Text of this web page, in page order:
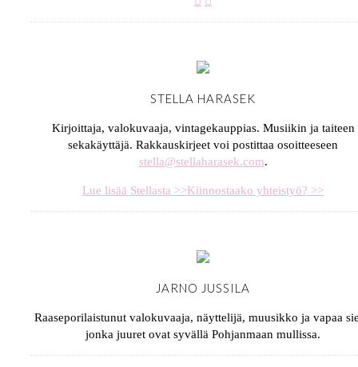
STELLA HARASEK
Kirjoittaja, valokuvaaja, vintagekauppias. Musiikin ja taiteen
sekakäyttäjä. Rakkauskirjeet voi postittaa osoitteeseen
stella@stellaharasek.com.
Lue lisää Stellasta >>Kiinnostaako yhteistyö? >>
JARNO JUSSILA
Raaseporilaistunut valokuvaaja, näyttelijä, muusikko ja vapaa
jonka juuret ovat syvällä Pohjanmaan mullissa.